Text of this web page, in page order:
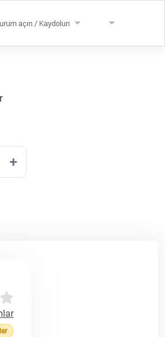
açın / Kaydolun